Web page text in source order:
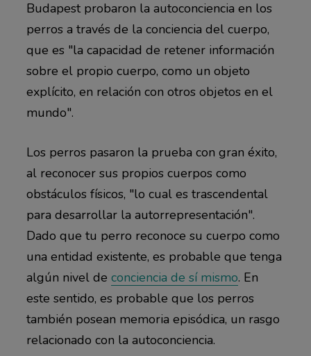
Budapest probaron la autoconciencia en los
perros a través de la conciencia del cuerpo,
que es "la capacidad de retener información
sobre el propio cuerpo, como un objeto
explícito, en relación con otros objetos en el
mundo".
Los perros pasaron la prueba con gran éxito,
al reconocer sus propios cuerpos como
obstáculos físicos, "lo cual es trascendental
para desarrollar la autorrepresentación".
Dado que tu perro reconoce su cuerpo como
una entidad existente, es probable que tenga
algún nivel de conciencia de sí mismo. En
este sentido, es probable que los perros
también posean memoria episódica, un rasgo
relacionado con la autoconciencia.